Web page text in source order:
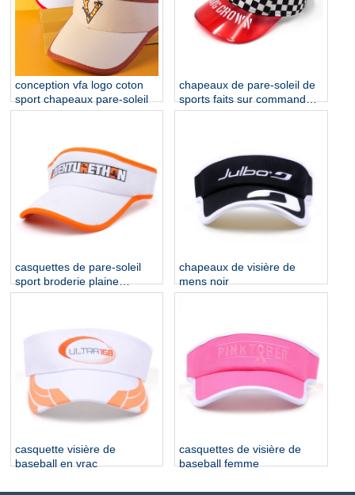
conception vfa logo coton
sport chapeaux pare-soleil
chapeaux de pare-soleil de
sports faits sur commande
conçoivent des chapeaux de
casquettes de pare-soleil
sport broderie plaine
personnalisé
chapeaux de visière de
mens noir
casquette visière de
baseball en vrac
casquettes de visière de
baseball femme